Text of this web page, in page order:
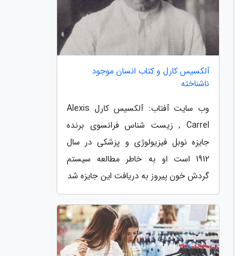
آلکسیس کارل و کتاب انسان موجود
ناشناخته
وب سایت آفتاب: آلکسیس کارل Alexis
Carrel , زیست شناس فرانسوی برنده
جایزه نوبل فیزیولوژی و پزشکی در سال
1912 است او به خاطر مطالعه سیستم
گردش خون پیروز به دریافت این جایزه شد